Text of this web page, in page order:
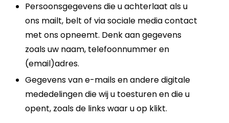
Persoonsgegevens die u achterlaat als u
ons mailt, belt of via sociale media contact
met ons opneemt. Denk aan gegevens
zoals uw naam, telefoonnummer en
(email)adres.
Gegevens van e-mails en andere digitale
mededelingen die wij u toesturen en die u
opent, zoals de links waar u op klikt.